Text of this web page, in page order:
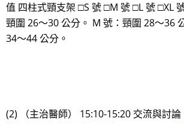
值 四柱式頸支架 □S 號 □M 號 □L 號 □XL
頸圍 26～30 公分。 M 號：頸圍 28～36
34～44 公分。
(2) （主治醫師） 15:10-15:20 交流與討